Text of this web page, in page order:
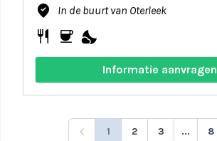
where_to_vote In de buurt van Oterleek
restaurant coffee nights_stay
Informatie aanvragen
1 2 3 ... 8